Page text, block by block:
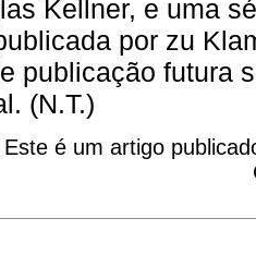
Kellner, e uma
por zu
publicação futura
(N.T.)
é um artigo